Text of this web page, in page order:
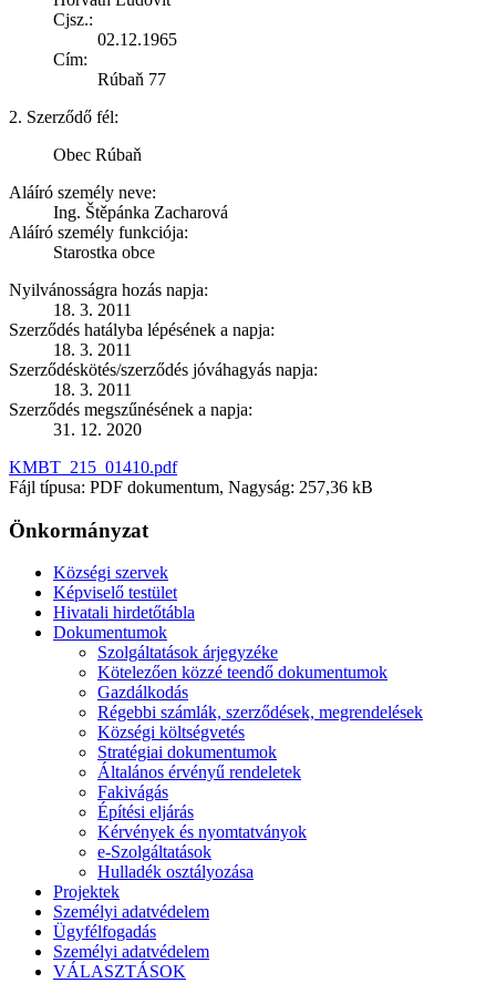
Cjsz.:
02.12.1965
Cím:
Rúbaň 77
2. Szerződő fél:
Obec Rúbaň
Aláíró személy neve:
Ing. Štěpánka Zacharová
Aláíró személy funkciója:
Starostka obce
Nyilvánosságra hozás napja:
18. 3. 2011
Szerződés hatályba lépésének a napja:
18. 3. 2011
Szerződéskötés/szerződés jóváhagyás napja:
18. 3. 2011
Szerződés megszűnésének a napja:
31. 12. 2020
KMBT_215_01410.pdf
Fájl típusa: PDF dokumentum, Nagyság: 257,36 kB
Önkormányzat
Községi szervek
Képviselő testület
Hivatali hirdetőtábla
Dokumentumok
Szolgáltatások árjegyzéke
Kötelezően közzé teendő dokumentumok
Gazdálkodás
Régebbi számlák, szerződések, megrendelések
Községi költségvetés
Stratégiai dokumentumok
Általános érvényű rendeletek
Fakivágás
Építési eljárás
Kérvények és nyomtatványok
e-Szolgáltatások
Hulladék osztályozása
Projektek
Személyi adatvédelem
Ügyfélfogadás
Személyi adatvédelem
VÁLASZTÁSOK